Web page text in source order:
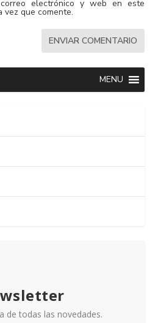
electrónico y web en este
vez que comente.
MENU
de todas las novedades.